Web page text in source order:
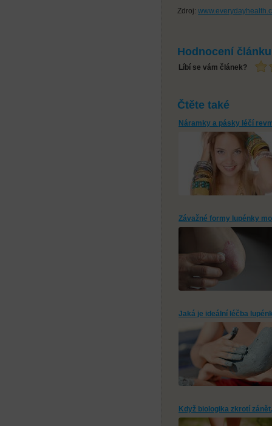
Zdroj:
Hodnocení článku
Líbí se vám článek?
Čtěte také
Náramky a pásky léčí
Závažné formy lupénky
Jaká je ideální léčba
Když biologika zkrotí